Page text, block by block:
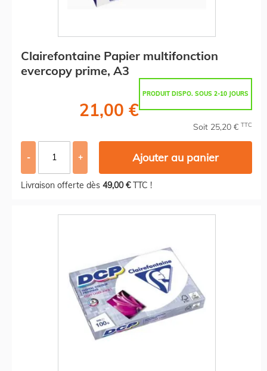
Clairefontaine Papier multifonction
evercopy prime, A3
PRODUIT DISPO. SOUS 2-10 JOURS
21,00 €
Soit 25,20 € TTC
- + Ajouter au panier
Livraison offerte dès 49,00 €TTC !